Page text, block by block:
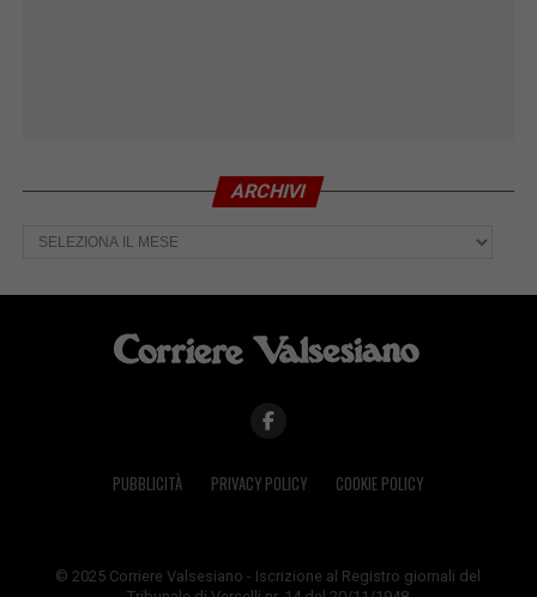
ARCHIVI
Archivi
PUBBLICITÀ PRIVACY POLICY COOKIE POLICY
© 2025 Corriere Valsesiano - Iscrizione al Registro giornali del